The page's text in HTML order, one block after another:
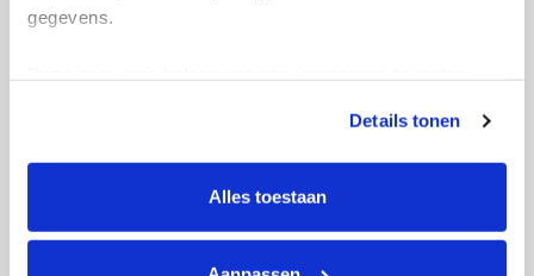
gegevens.
tonen. Je kunt je toestemming op elk moment wijzigen of
intrekken via Cookie instellingen onderaan de pagina. De
lijst met cookies is te vinden in het tabblad “details”.
Details tonen
Alles toestaan
Mijn updates
Een waardevol huis
maandag 26 oktober 2020